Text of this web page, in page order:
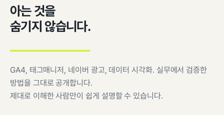
아는 것을
숨기지 않습니다.
GA4, 태그매니저, 네이버 광고, 데이터 시각화. 실무에서 검증한
방법을 그대로 공개합니다.
제대로 이해한 사람만이 쉽게 설명할 수 있습니다.